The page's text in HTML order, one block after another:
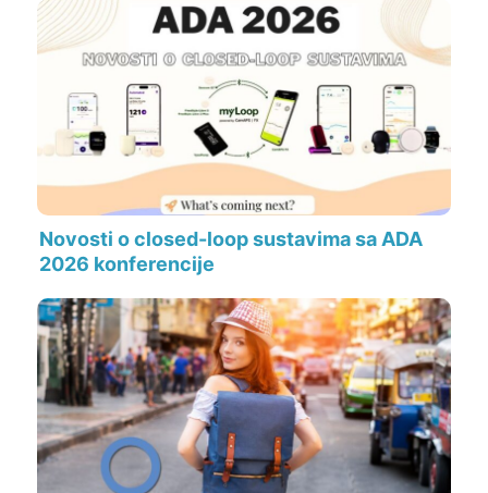
Novosti o closed-loop sustavima sa ADA
2026 konferencije